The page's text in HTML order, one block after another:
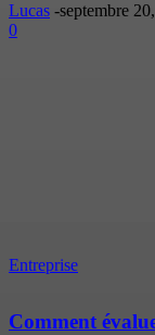
Lucas -septembre
0
Entreprise
Comment